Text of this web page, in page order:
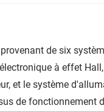
de six
à effet
et le système
de fonctionnement